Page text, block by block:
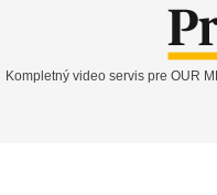
Kompletný video servis pre OUR